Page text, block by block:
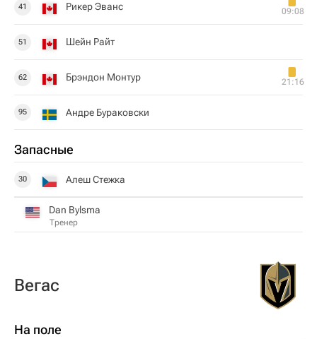
41 Рикер Эванс 09:08
51 Шейн Райт
62 Брэндон Монтур 21:16
95 Андре Бураковски
Запасные
30 Алеш Стежка
Dan Bylsma
Тренер
Вегас
На поле